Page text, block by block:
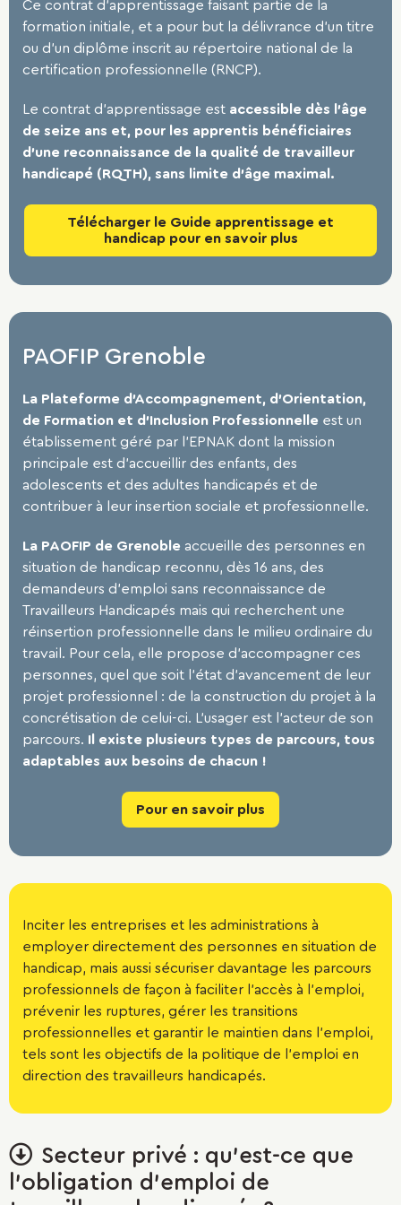
Ce contrat d’apprentissage faisant partie de la
formation initiale, et a pour but la délivrance d’un titre
ou d’un diplôme inscrit au répertoire national de la
certification professionnelle (RNCP).
Le contrat d’apprentissage est accessible dès l’âge
de seize ans et, pour les apprentis bénéficiaires
d’une reconnaissance de la qualité de travailleur
handicapé (RQTH), sans limite d’âge maximal.
Télécharger le Guide apprentissage et
handicap pour en savoir plus
PAOFIP Grenoble
La Plateforme d’Accompagnement, d’Orientation,
de Formation et d’Inclusion Professionnelle est un
établissement géré par l’EPNAK dont la mission
principale est d’accueillir des enfants, des
adolescents et des adultes handicapés et de
contribuer à leur insertion sociale et professionnelle.
La PAOFIP de Grenoble accueille des personnes en
situation de handicap reconnu, dès 16 ans, des
demandeurs d’emploi sans reconnaissance de
Travailleurs Handicapés mais qui recherchent une
réinsertion professionnelle dans le milieu ordinaire du
travail. Pour cela, elle propose d’accompagner ces
personnes, quel que soit l’état d’avancement de leur
projet professionnel : de la construction du projet à la
concrétisation de celui-ci. L’usager est l’acteur de son
parcours. Il existe plusieurs types de parcours, tous
adaptables aux besoins de chacun !
Pour en savoir plus
Inciter les entreprises et les administrations à
employer directement des personnes en situation de
handicap, mais aussi sécuriser davantage les parcours
professionnels de façon à faciliter l’accès à l’emploi,
prévenir les ruptures, gérer les transitions
professionnelles et garantir le maintien dans l’emploi,
tels sont les objectifs de la politique de l’emploi en
direction des travailleurs handicapés.
Déplier/replier
le
Secteur privé : qu'est-ce que
l'obligation d'emploi de